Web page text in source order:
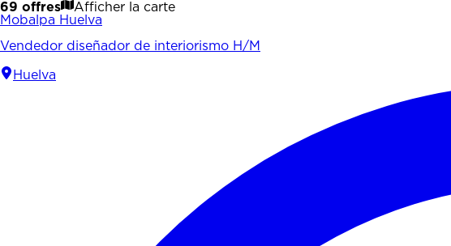
69 offres
Afficher la carte
Mobalpa Huelva
Vendedor diseñador de interiorismo H/M
Huelva